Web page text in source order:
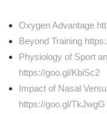
Oxygen Advantage
Beyond Training
Physiology of Sport
https://goo.gl/KbiSc2
Impact of Nasal
https://goo.gl/TkJwgG